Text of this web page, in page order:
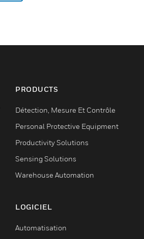
PRODUCTS
Détection, Mesure Et Contrôle
Personal Protective Equipment
Productivity Solutions
Sensing Solutions
Warehouse Automation
LOGICIEL
Automatisation